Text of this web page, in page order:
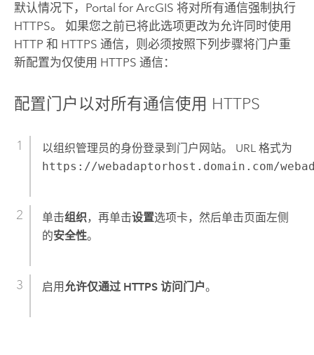
默认情况下， Portal for ArcGIS 将对所有通信强制执行
HTTPS。 如果您之前已将此选项更改为允许同时使用
HTTP 和 HTTPS 通信，则必须按照下列步骤将门户重
新配置为仅使用 HTTPS 通信：
配置门户以对所有通信使用 HTTPS
以组织管理员的身份登录到门户网站。 URL 格式为
https://webadaptorhost.domain.com/
单击组织，再单击设置选项卡，然后单击页面左侧
的安全性。
启用 允许仅通过 HTTPS 访问门户。